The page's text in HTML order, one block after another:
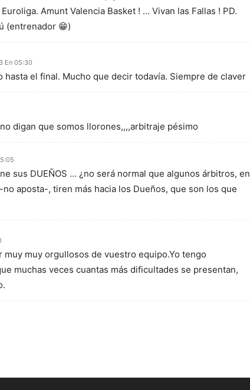
Amunt Valencia Basket ! … Vivan las Fallas ! PD.
(entrenador 😁)
En 05:30
hasta el final. Mucho que decir todavía. Siempre de claver
digan que somos llorones,,,,arbitraje pésimo
sus DUEÑOS … ¿no será normal que algunos árbitros, en
no aposta-, tiren más hacia los Dueños, que son los que
muy orgullosos de vuestro equipo.Yo tengo
muchas veces cuantas más dificultades se presentan,